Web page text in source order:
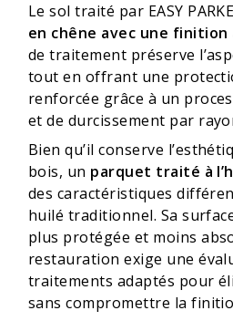
Le sol traité par EASY
en chêne avec une finition
de traitement préserve
tout en offrant une
renforcée grâce à un
et de durcissement par
Bien qu’il conserve
bois, un parquet traité à
des caractéristiques
huilé traditionnel. Sa
plus protégée et moins
restauration exige une
traitements adaptés pour
sans compromettre la